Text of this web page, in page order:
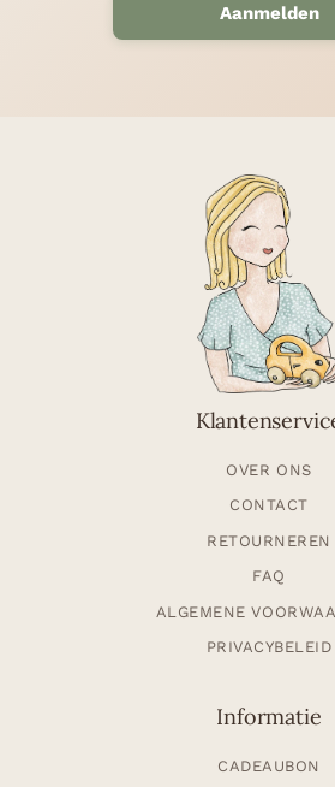
Aanmelden
OVER ONS
CONTACT
RETOURNEREN
FAQ
ALGEMENE
PRIVACYBELEID
Informatie
CADEAUBON